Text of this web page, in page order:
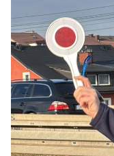
poniedziałek, 17 marca